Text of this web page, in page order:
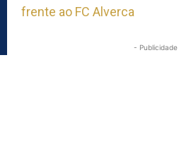
frente ao FC Alverca
- Publicidade